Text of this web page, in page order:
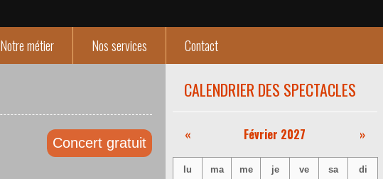
Notre métier Nos services Contact
Concert gratuit
CALENDRIER DES SPECTACLES
« Février 2027 »
lu ma me je ve sa di